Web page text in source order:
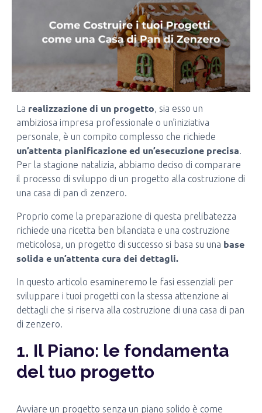
La realizzazione di un progetto, sia esso un
ambiziosa impresa professionale o un’iniziativa
personale, è un compito complesso che richiede
un’attenta pianificazione ed un’esecuzione precisa.
Per la stagione natalizia, abbiamo deciso di comparare
il processo di sviluppo di un progetto alla costruzione di
una casa di pan di zenzero.
Proprio come la preparazione di questa prelibatezza
richiede una ricetta ben bilanciata e una costruzione
meticolosa, un progetto di successo si basa su una base
solida e un’attenta cura dei dettagli.
In questo articolo esamineremo le fasi essenziali per
sviluppare i tuoi progetti con la stessa attenzione ai
dettagli che si riserva alla costruzione di una casa di pan
di zenzero.
1. Il Piano: le fondamenta
del tuo progetto
Avviare un progetto senza un piano solido è come